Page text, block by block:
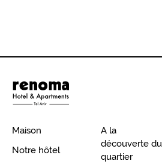
Maison
Notre hôtel
A la
découverte du
quartier